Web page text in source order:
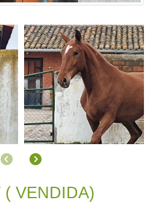
AnteriorSiguiente
( VENDIDA)